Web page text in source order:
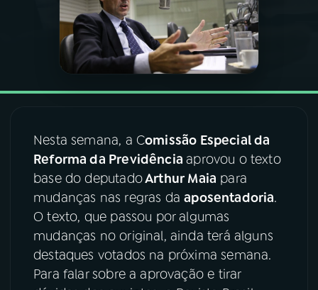
PODCASTS
VIDEOCASTS
07ÚLTIMAS
08 FESTIVAL DE MÚSICA
ACOMPANHE A RÁDIO NACIONAL
YouTube Facebook
Instagram X
Nesta semana, a Comissão Especial da
Reforma da Previdênciaaprovou o texto
base do deputadoArthur Maia para
mudanças nas regras daaposentadoria.
O texto, que passou por algumas
mudanças no original, ainda terá alguns
destaques votados na próxima semana.
Para falar sobre a aprovação e tirar